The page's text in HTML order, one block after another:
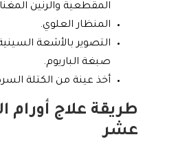
المقطعية والرنين
المنظار العلوي.
التصوير بالأشعة
صبغة الباريوم.
أخذ عينة من الكتلة
طريقة علاج أورام
عشر